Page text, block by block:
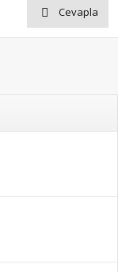
Cevapla